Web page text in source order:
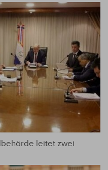
leitet zwei